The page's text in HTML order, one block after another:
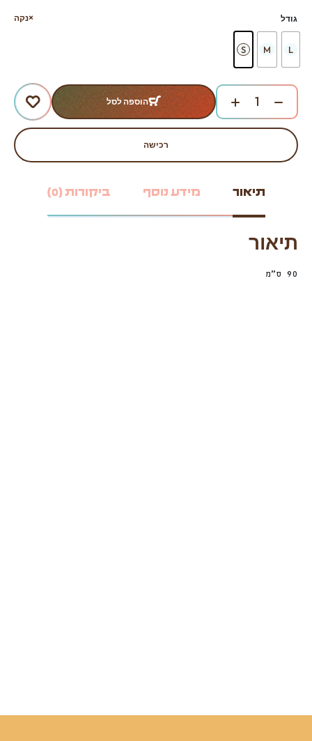
גודל
L
M
S
נקה
הוספה לסל
רכישה
תיאור מידע נוסף ביקורות (0)
תיאור
90 ס”מ